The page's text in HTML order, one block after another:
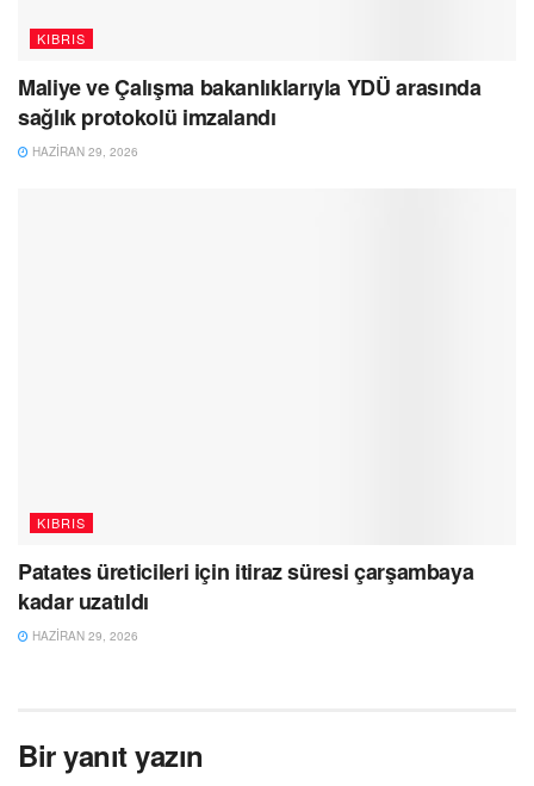
KIBRIS
Maliye ve Çalışma bakanlıklarıyla YDÜ arasında
sağlık protokolü imzalandı
HAZIRAN 29, 2026
KIBRIS
Patates üreticileri için itiraz süresi çarşambaya
kadar uzatıldı
HAZIRAN 29, 2026
Bir yanıt yazın